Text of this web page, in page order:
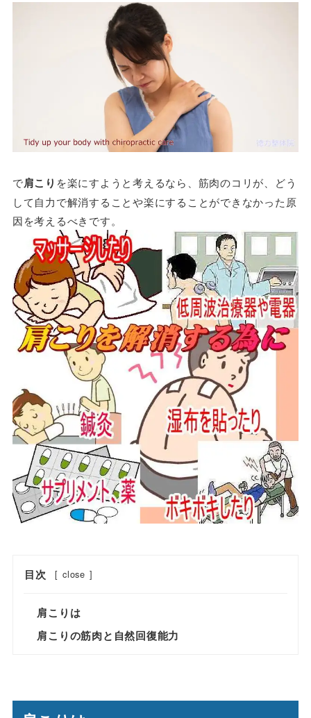
で肩こり を楽にすようと考えるなら、筋肉のコリが、どう
して自力で解消することや楽にすることができなかった原
因を考えるべきです。
目次 [ close ]
肩こりは
肩こりの筋肉と自然回復能力